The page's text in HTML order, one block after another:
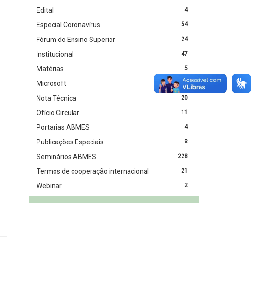
4
Edital
54
Especial Coronavírus
24
Fórum do Ensino Superior
47
Institucional
5
Matérias
2
Microsoft
20
Nota Técnica
11
Ofício Circular
4
Portarias ABMES
3
Publicações Especiais
228
Seminários ABMES
21
Termos de cooperação internacional
2
Webinar